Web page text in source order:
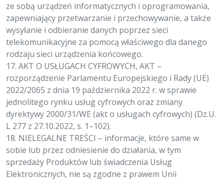
ze sobą urządzeń informatycznych i oprogramowania,
zapewniający przetwarzanie i przechowywanie, a także
wysyłanie i odbieranie danych poprzez sieci
telekomunikacyjne za pomocą właściwego dla danego
rodzaju sieci urządzenia końcowego.
17. AKT O USŁUGACH CYFROWYCH, AKT –
rozporządzenie Parlamentu Europejskiego i Rady (UE)
2022/2065 z dnia 19 października 2022 r. w sprawie
jednolitego rynku usług cyfrowych oraz zmiany
dyrektywy 2000/31/WE (akt o usługach cyfrowych) (Dz.U.
L 277 z 27.10.2022, s. 1–102).
18. NIELEGALNE TREŚCI – informacje, które same w
sobie lub przez odniesienie do działania, w tym
sprzedaży Produktów lub świadczenia Usług
Elektronicznych, nie są zgodne z prawem Unii